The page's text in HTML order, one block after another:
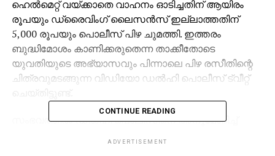
ഹെൽമെറ്റ് വയ്ക്കാതെ വാഹനം ഓടിച്ചതിന് ആയിരം
രൂപയും ഡ്രൈവിംഗ് ലൈസൻസ് ഇല്ലാത്തതിന്
5,000 രൂപയും പൊലീസ് പിഴ ചുമത്തി. ഇത്തരം
ബുദ്ധിമോശം കാണിക്കരുതെന്ന താക്കീതോടെ
യുവതിയുടെ അഭ്യാസവും പിന്നാലെ പിഴ രസീതിന്റെ
ചിത്രവുമടങ്ങുന്ന വിഡിയോ ഡൽഹി പൊലീസ് ട്വീറ്റ്
സംഭവത്തിൽ ഡൽഹി പൊലീസിനെ അനുമോദിച്ച്
CONTINUE READING
ADVERTISEMENT